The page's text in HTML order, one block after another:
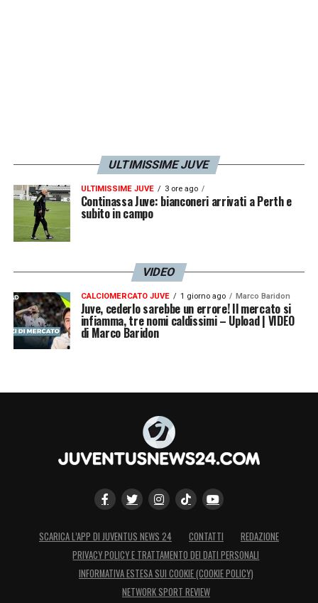
ULTIMISSIME JUVE
ULTIMISSIME JUVE 3 ore ago
Continassa Juve: bianconeri arrivati a Perth e
subito in campo
VIDEO
CALCIOMERCATO JUVE 1 giorno ago Marco Baridon
Juve, cederlo sarebbe un errore! Il mercato si
infiamma, tre nomi caldissimi – Upload | VIDEO
di Marco Baridon
SCARICA L’APP DI JUVENTUS NEWS 24 CONTATTI
REDAZIONE
PRIVACY POLICY E TRATTAMENTO DEI DATI PERSONALI
INFORMATIVA ESTESA SUI COOKIE (COOKIE POLICY)
NETWORK SPORT REVIEW